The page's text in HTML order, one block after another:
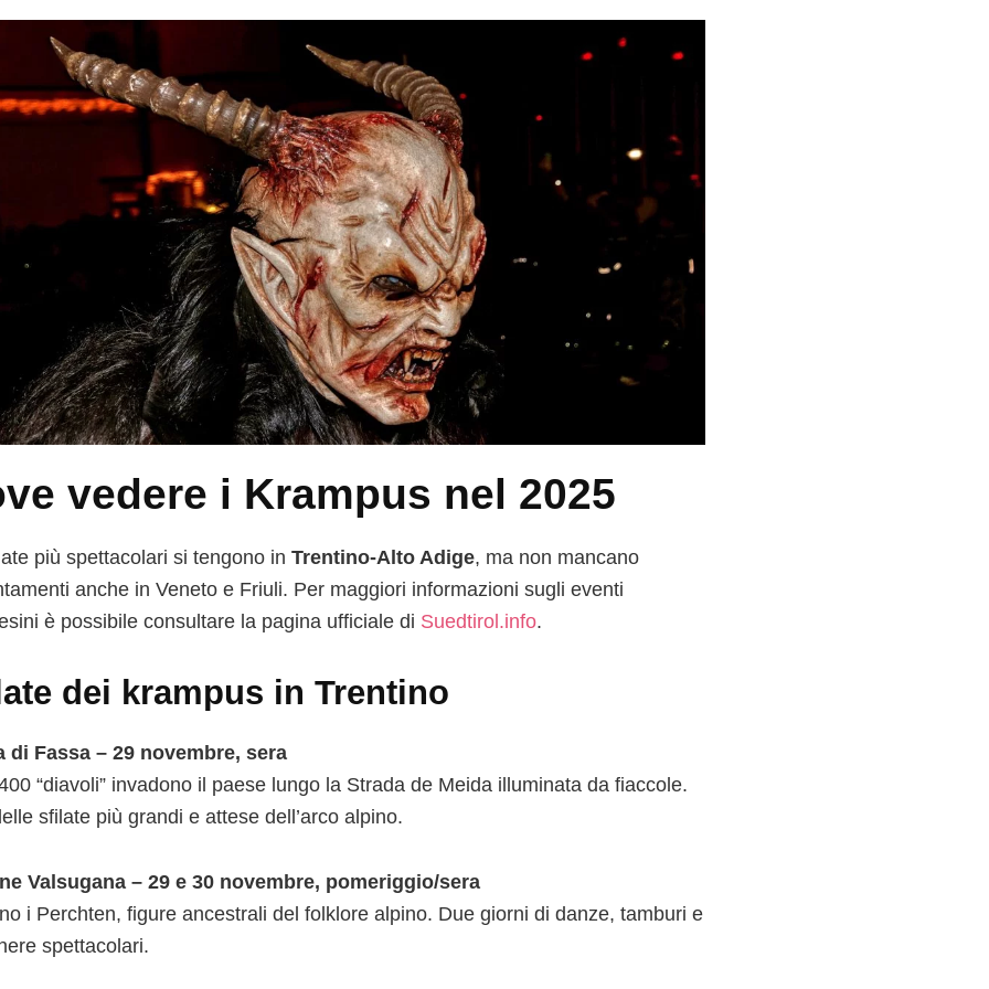
vedere i Krampus nel 2025
più spettacolari si tengono in Trentino-Alto Adige, ma non mancano
anche in Veneto e Friuli. Per maggiori informazioni sugli eventi
è possibile consultare la pagina ufficiale di Suedtirol.info.
dei krampus in Trentino
di Fassa – 29 novembre, sera
“diavoli” invadono il paese lungo la Strada de Meida illuminata da fiaccole.
sfilate più grandi e attese dell’arco alpino.
Valsugana – 29 e 30 novembre, pomeriggio/sera
i Perchten, figure ancestrali del folklore alpino. Due giorni di danze, tamburi e
spettacolari.